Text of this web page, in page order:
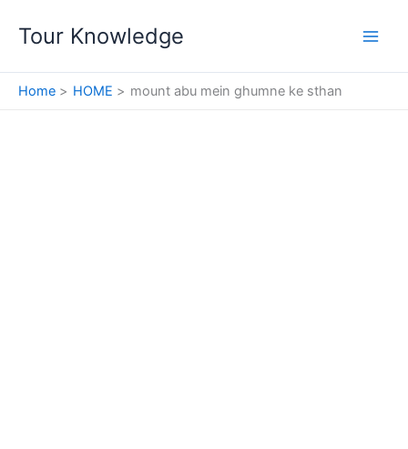
Tour Knowledge
Home HOME mount abu mein ghumne ke sthan